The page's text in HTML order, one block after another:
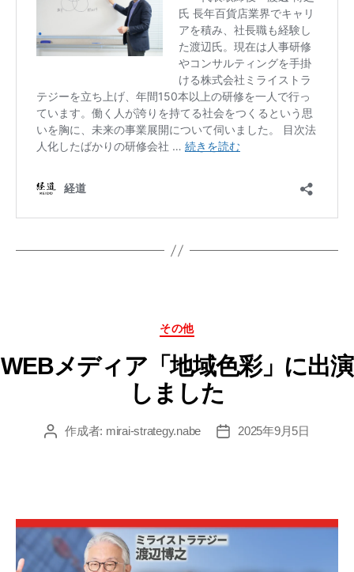
カ
テ
ゴ
リ
ー
その他
WEBメディア「地域色彩」に出演
しました
投 作成者: mirai-strategy.nabe
投
2025年9月5日